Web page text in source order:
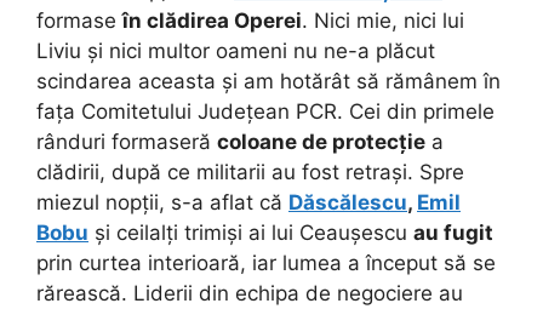
formaseîn clădirea Operei. Nici mie, nici lui
Liviu și nici multor oameni nu ne-a plăcut
scindarea aceasta și am hotărât să rămânem în
fața Comitetului Județean PCR. Cei din primele
rânduri formaseră coloane de protecție a
clădirii, după ce militarii au fost retrași. Spre
miezul nopții, s-a aflat că Dăscălescu, Emil
Bobu și ceilalți trimiși ai lui Ceaușescu au fugit
prin curtea interioară, iar lumea a început să se
rărească. Liderii din echipa de negociere au